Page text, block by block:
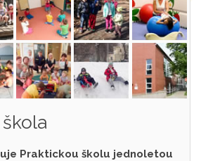
Praktickou školu jednoletou